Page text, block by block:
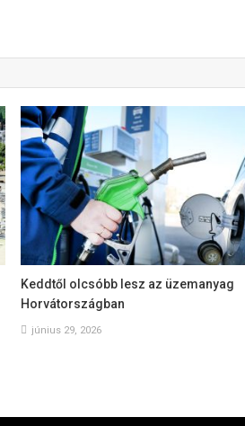
Keddtől olcsóbb lesz az üzemanyag
Horvátországban
június 29, 2026